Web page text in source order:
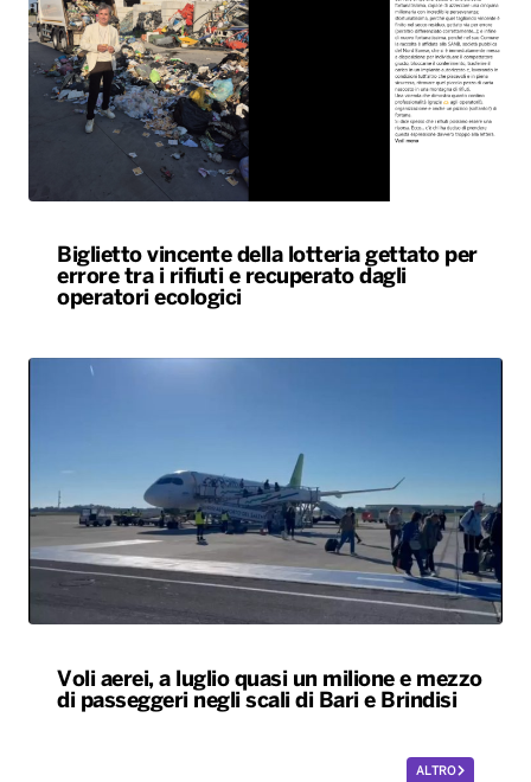
Biglietto vincente della lotteria gettato per
errore tra i rifiuti e recuperato dagli
operatori ecologici
Voli aerei, a luglio quasi un milione e mezzo
di passeggeri negli scali di Bari e Brindisi
ALTRO